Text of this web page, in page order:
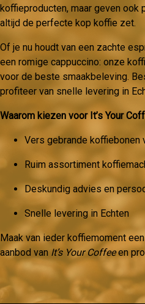
koffieproducten, maar geven
altijd de perfecte kop koffie zet.
Of je nu houdt van een zachte
een romige cappuccino: onze
voor de beste smaakbeleving.
profiteer van snelle levering in
Waarom kiezen voor It’s Your
Vers gebrande koffiebonen
Ruim assortiment
Deskundig advies en
Snelle levering in Echten
Maak van ieder koffiemoment
aanbod van It’s Your Coffeeen